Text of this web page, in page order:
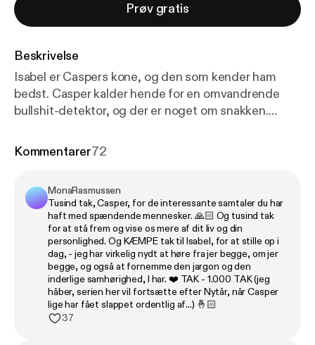
Prøv gratis
Beskrivelse
Isabel er Caspers kone, og den som kender ham
bedst. Casper kalder hende for en omvandrende
bullshit-detektor, og der er noget om snakken.
Kommentarer72
MonaRasmussen
Tusind tak, Casper, for de interessante samtaler du har
haft med spændende mennesker. 🙏🏻 Og tusind tak
for at stå frem og vise os mere af dit liv og din
personlighed. Og KÆMPE tak til Isabel, for at stille op i
dag, - jeg har virkelig nydt at høre fra jer begge, om jer
begge, og også at fornemme den jargon og den
inderlige samhørighed, I har. ❤️ TAK - 1.000 TAK (jeg
håber, serien her vil fortsætte efter Nytår, når Casper
lige har fået slappet ordentlig af...) 🤞🏻
37